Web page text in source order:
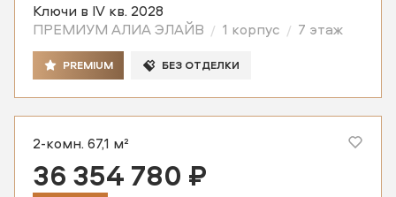
Ключи в IV кв. 2028
ПРЕМИУМ АЛИА ЭЛАЙВ
1 корпус 7 этаж
PREMIUM БЕЗ ОТДЕЛКИ
2-комн. 67,1 м²
36 354 780 ₽